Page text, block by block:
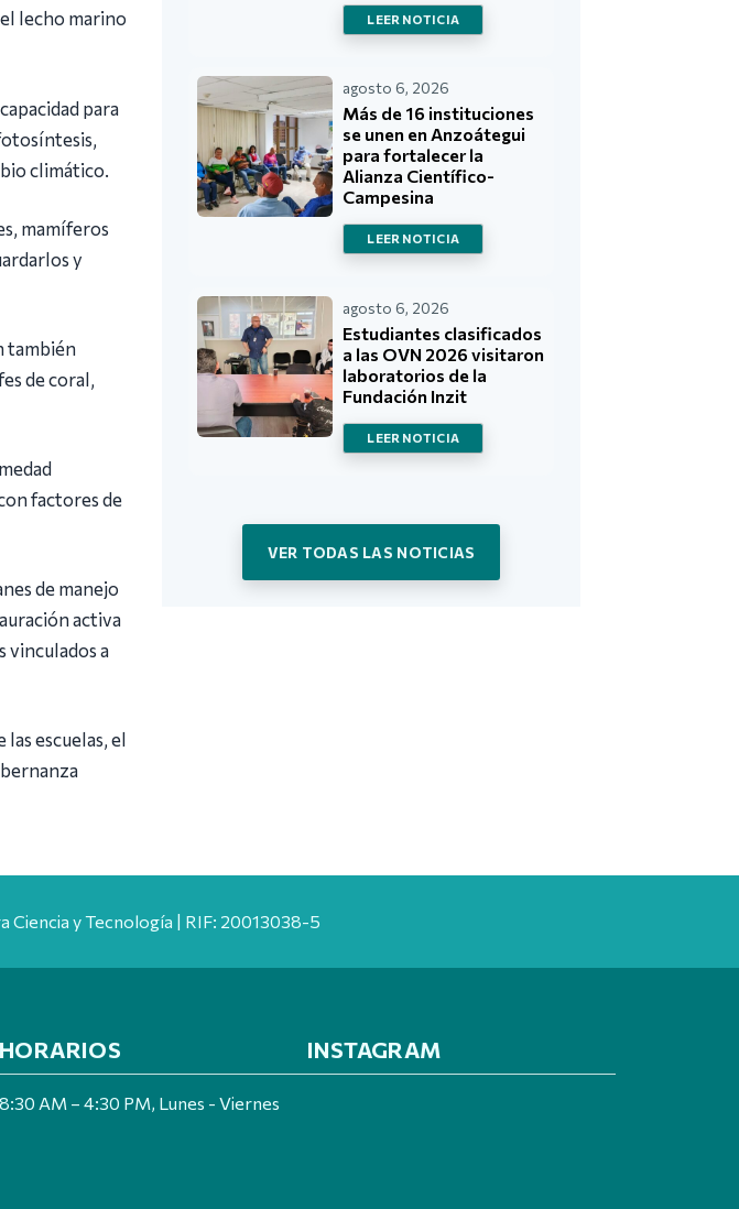
lecho marino
para
climático.
mamíferos
y
también
de coral,
factores de
de manejo
activa
vinculados a
escuelas, el
LEER NOTICIA
agosto 6, 2026
Más de 16 instituciones
se unen en Anzoátegui
para fortalecer la
Alianza Científico-
Campesina
LEER NOTICIA
agosto 6, 2026
Estudiantes clasificados
a las OVN 2026 visitaron
laboratorios de la
Fundación Inzit
LEER NOTICIA
VER TODAS LAS NOTICIAS
y Tecnología | RIF: 20013038-5
HORARIOS
8:30 AM – 4:30 PM, Lunes - Viernes
INSTAGRAM